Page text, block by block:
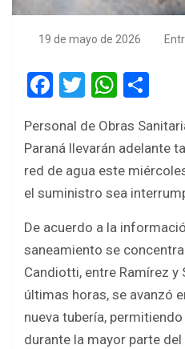
19 de mayo de 2026
F
ce
b
o
k
T
tt
er
W
at
s
A
p
ar
e
Personal de Obras
Paraná llevarán adelante
red de agua este
el suministro sea
De acuerdo a la
saneamiento se
Candiotti, entre Ramírez y
últimas horas, se avanzó
nueva tubería,
durante la mayor parte